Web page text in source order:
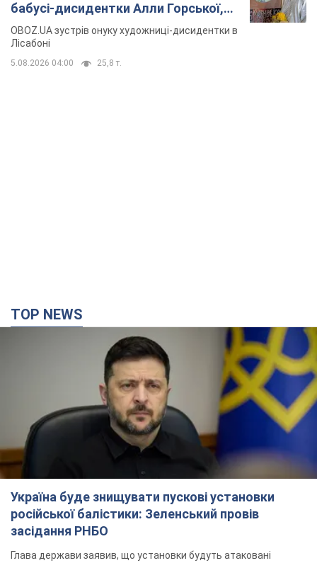
бабусі-дисидентки Алли Горської,
критику Дмитра Стуса та втечу в
Португалію з 5 дітьми
OBOZ.UA зустрів онуку художниці-дисидентки в
Лісабоні
5.08.2026 04:00 25,8 т.
TOP NEWS
Україна буде знищувати пускові установки
російської балістики: Зеленський провів
засідання РНБО
Глава держави заявив, що установки будуть атаковані